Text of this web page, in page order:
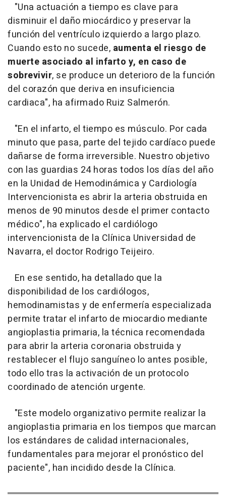
"Una actuación a tiempo es clave para
disminuir el daño miocárdico y preservar la
función del ventrículo izquierdo a largo plazo.
Cuando esto no sucede, aumenta el riesgo de
muerte asociado al infarto y, en caso de
sobrevivir, se produce un deterioro de la función
del corazón que deriva en insuficiencia
cardiaca", ha afirmado Ruiz Salmerón.
"En el infarto, el tiempo es músculo. Por cada
minuto que pasa, parte del tejido cardíaco puede
dañarse de forma irreversible. Nuestro objetivo
con las guardias 24 horas todos los días del año
en la Unidad de Hemodinámica y Cardiología
Intervencionista es abrir la arteria obstruida en
menos de 90 minutos desde el primer contacto
médico", ha explicado el cardiólogo
intervencionista de la Clínica Universidad de
Navarra, el doctor Rodrigo Teijeiro.
En ese sentido, ha detallado que la
disponibilidad de los cardiólogos,
hemodinamistas y de enfermería especializada
permite tratar el infarto de miocardio mediante
angioplastia primaria, la técnica recomendada
para abrir la arteria coronaria obstruida y
restablecer el flujo sanguíneo lo antes posible,
todo ello tras la activación de un protocolo
coordinado de atención urgente.
"Este modelo organizativo permite realizar la
angioplastia primaria en los tiempos que marcan
los estándares de calidad internacionales,
fundamentales para mejorar el pronóstico del
paciente", han incidido desde la Clínica.